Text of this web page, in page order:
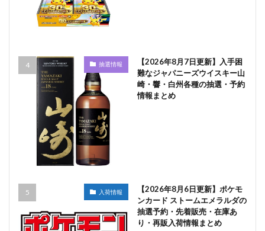
抽選情報
【2026年8月7日更新】入手困
難なジャパニーズウイスキー山
崎・響・白州各種の抽選・予約
情報まとめ
入荷情報
【2026年8月6日更新】ポケモ
ンカード ストームエメラルダの
抽選予約・先着販売・在庫あ
り・再販入荷情報まとめ